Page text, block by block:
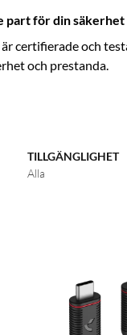
part för din säkerhet
certifierade och
och prestanda.
TILLGÄNGLIGHET
Alla